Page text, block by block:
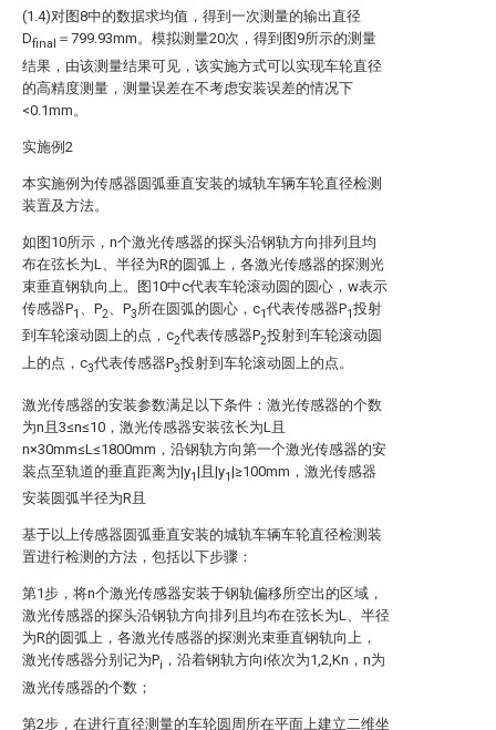
(1.4)对图8中的数据求均值，得到一次测量的输出直径
Dfinal ＝799.93mm。模拟测量20次，得到图9所示的测量
结果，由该测量结果可见，该实施方式可以实现车轮直径
的高精度测量，测量误差在不考虑安装误差的情况下
<0.1mm。
实施例2
本实施例为传感器圆弧垂直安装的城轨车辆车轮直径检测
装置及方法。
如图10所示，n个激光传感器的探头沿钢轨方向排列且均
布在弦长为L、半径为R的圆弧上，各激光传感器的探测光
束垂直钢轨向上。图10中c代表车轮滚动圆的圆心，w表示
传感器P1 、P2 、P3所在圆弧的圆心，c1代表传感器P1投射
到车轮滚动圆上的点，c2代表传感器P2投射到车轮滚动圆
上的点，c3代表传感器P3投射到车轮滚动圆上的点。
激光传感器的安装参数满足以下条件：激光传感器的个数
为n且3≤n≤10，激光传感器安装弦长为L且
n×30mm≤L≤1800mm，沿钢轨方向第一个激光传感器的安
装点至轨道的垂直距离为|y1|且|y1|≥100mm，激光传感器
安装圆弧半径为R且
基于以上传感器圆弧垂直安装的城轨车辆车轮直径检测装
置进行检测的方法，包括以下步骤：
第1步，将n个激光传感器安装于钢轨偏移所空出的区域，
激光传感器的探头沿钢轨方向排列且均布在弦长为L、半径
为R的圆弧上，各激光传感器的探测光束垂直钢轨向上，
激光传感器分别记为Pi ，沿着钢轨方向i依次为1,2,Kn，n为
激光传感器的个数；
第2步，在进行直径测量的车轮圆周所在平面上建立二维坐